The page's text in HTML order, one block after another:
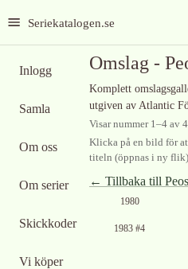
Seriekatalogen.se
Inlogg
Samla
Om oss
Om serier
Skickkoder
Vi köper
Omslag -
Komplett
utgiven av Atlantic
Visar nummer 1–4 av 4
Klicka på en bild för
titeln (öppnas i ny
← Tillbaka till
Ingen bild
1980
1983 #4